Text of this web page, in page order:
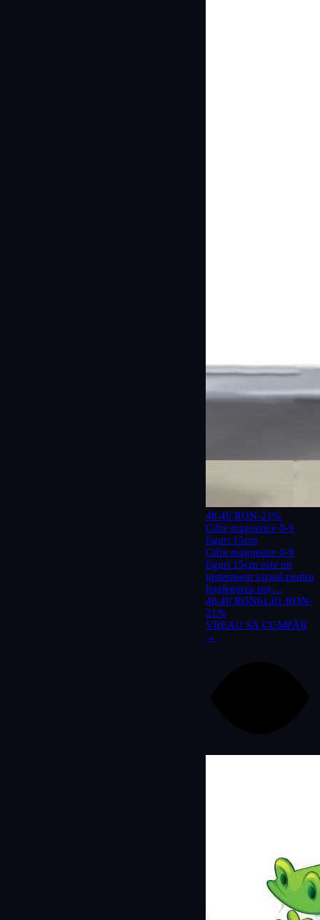
48.40 RON-21%
Cifre magnetice 0-9
figuri 15cm
Cifre magnetice 0-9
figuri 15cm este un
instrument vizual pentru
înțelegerea noț…
48.40 RON61.01 RON-
21%
VREAU SĂ CUMPĂR
→